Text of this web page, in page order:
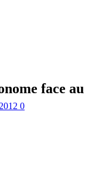
face au
0